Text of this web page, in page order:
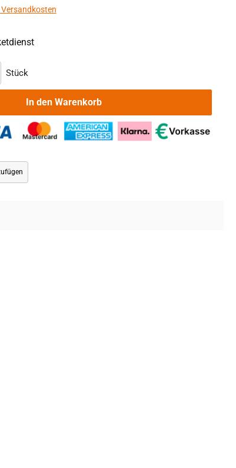
Stück
In den Warenkorb